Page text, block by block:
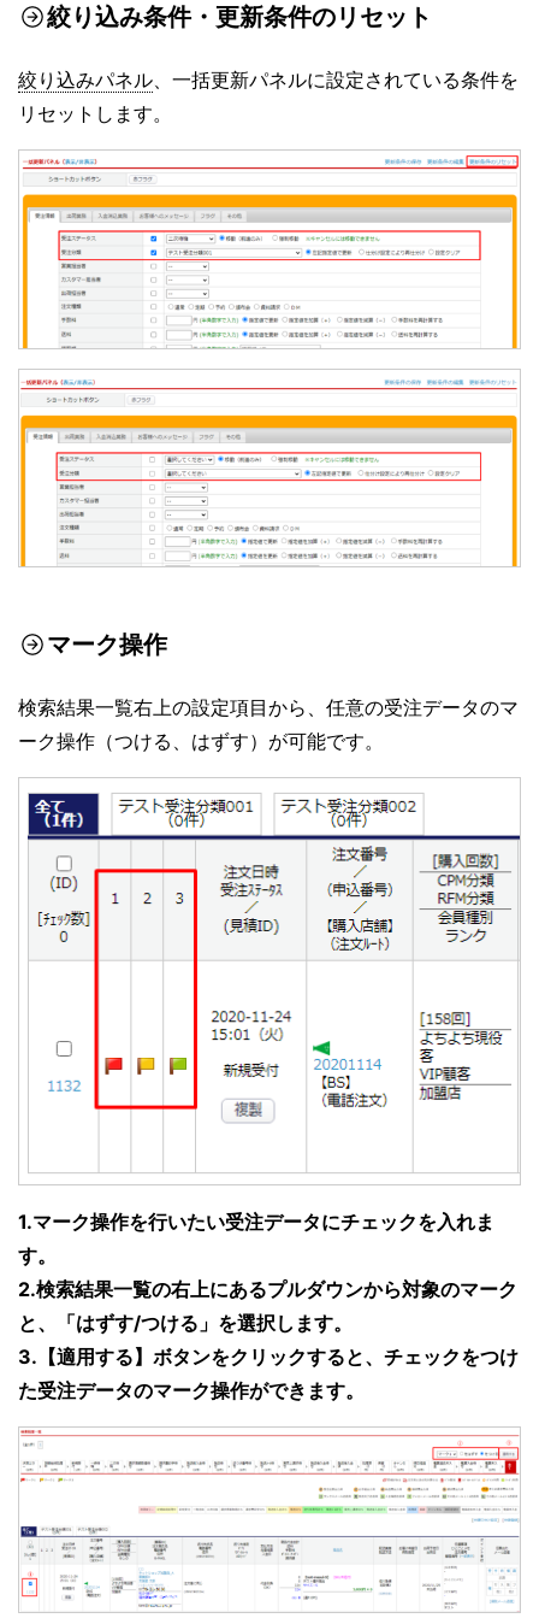
絞り込み条件・更新条件のリセット
絞り込みパネル 、一括更新パネルに設定されている条件を
リセットします。
マーク操作
検索結果一覧右上の設定項目から、任意の受注データのマ
ーク操作（つける、はずす）が可能です。
1.マーク操作を行いたい受注データにチェックを入れま
す。
2.検索結果一覧の右上にあるプルダウンから対象のマーク
と、「はずす/つける」を選択します。
3.【適用する】ボタンをクリックすると、チェックをつけ
た受注データのマーク操作ができます。